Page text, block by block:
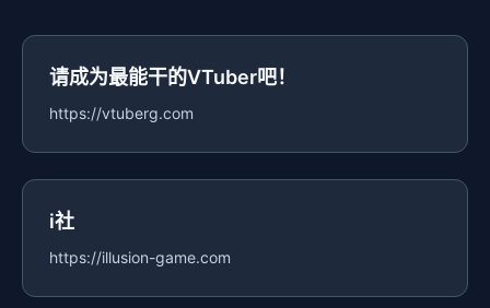
请成为最能干的VTuber吧！
https://vtuberg.com
i社
https://illusion-game.com